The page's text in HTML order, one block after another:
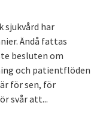
sjukvård har
Ändå fattas
besluten om
och patientflöden
för sen, för
svår att...